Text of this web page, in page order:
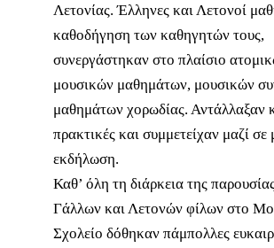
Λετονίας. Έλληνες και Λετονοί
καθοδήγηση των καθηγητών τους,
συνεργάστηκαν στο πλαίσιο
μουσικών μαθημάτων, μουσικών
μαθημάτων χορωδίας. Αντάλλαξαν
πρακτικές και συμμετείχαν μαζί σε
εκδήλωση.
Καθ’ όλη τη διάρκεια της
Γάλλων και Λετονών φίλων στο
Σχολείο δόθηκαν πάμπολλες